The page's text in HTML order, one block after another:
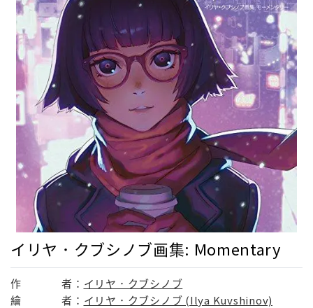
イリヤ．クブシノブ画集: Momentary
作 者： イリヤ．クブシノブ
繪
者： イリヤ．クブシノブ (Ilya Kuvshinov)